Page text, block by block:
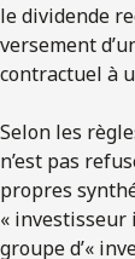
le dividende
versement
contractuel à
Selon les
n’est pas
propres
« investisseur
groupe d’«